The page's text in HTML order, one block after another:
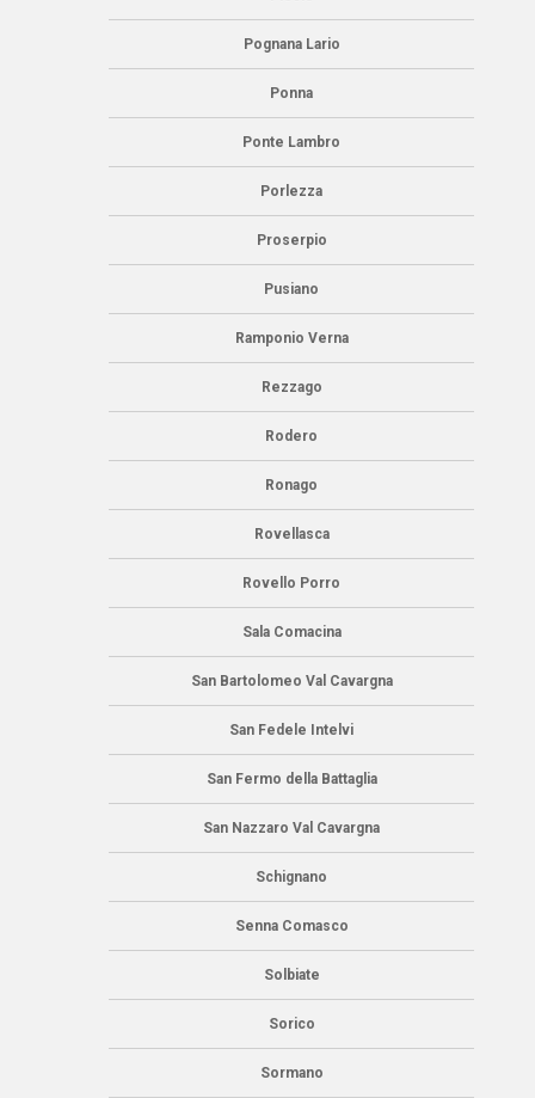
Pognana Lario
Ponna
Ponte Lambro
Porlezza
Proserpio
Pusiano
Ramponio Verna
Rezzago
Rodero
Ronago
Rovellasca
Rovello Porro
Sala Comacina
San Bartolomeo Val Cavargna
San Fedele Intelvi
San Fermo della Battaglia
San Nazzaro Val Cavargna
Schignano
Senna Comasco
Solbiate
Sorico
Sormano